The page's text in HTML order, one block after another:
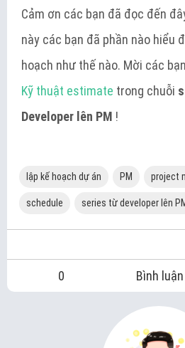
Cảm ơn các bạn đã đọc đến
này các bạn đã phần nào hiểu
hoạch như thế nào. Mời các
Kỹ thuật estimate trong chuỗi
Developer lên PM !
lập kế hoạch dự án PM project
schedule series từ developer lên
0 Bình luận